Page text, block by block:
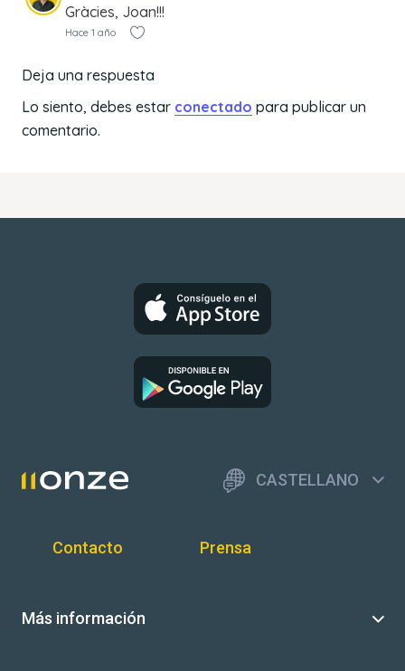
Gràcies, Joan!!!
Hace 1 año
Deja una respuesta
Lo siento, debes estar conectado para publicar un
comentario.
CASTELLANO
Contacto Prensa
Más información